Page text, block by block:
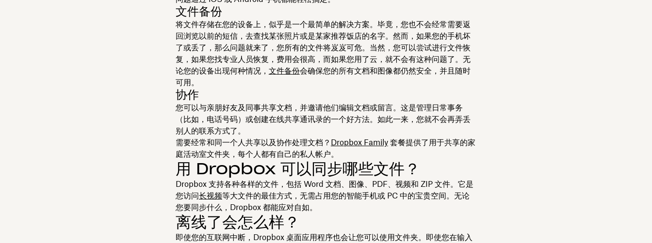
文件备份
将文件存储在您的设备上，似乎是一个最简单的解决方案。毕竟，您也不会经常需要返
回浏览以前的短信，去查找某张照片或是某家推荐饭店的名字。然而，如果您的手机坏
了或丢了，那么问题就来了，您所有的文件将岌岌可危。当然，您可以尝试进行文件恢
复，如果您找专业人员恢复，费用会很高，而如果您用了云，就不会有这种问题了。无
论您的设备出现何种情况， 文件备份会确保您的所有文档和图像都仍然安全，并且随时
可用。
协作
您可以与亲朋好友及同事共享文档，并邀请他们编辑文档或留言。这是管理日常事务
（比如，电话号码）或创建在线共享通讯录的一个好方法。如此一来，您就不会再弄丢
别人的联系方式了。
需要经常和同一个人共享以及协作处理文档？ Dropbox Family套餐提供了用于共享的家
庭活动室文件夹，每个人都有自己的私人帐户。
用 Dropbox 可以同步哪些文件？
Dropbox 支持各种各样的文件，包括 Word 文档、图像、PDF、视频和 ZIP 文件。它是
您访问长视频等大文件的最佳方式，无需占用您的智能手机或 PC 中的宝贵空间。无论
您要同步什么，Dropbox 都能应对自如。
离线了会怎么样？
即使您的互联网中断，Dropbox 桌面应用程序也会让您可以使用文件夹。即使您在输入